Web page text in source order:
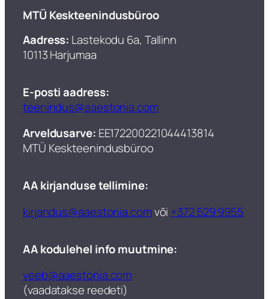
​MTÜ Keskteenindusbüroo
Aadress: Lastekodu 6a, Tallinn
10113 Harjumaa
E-posti aadress:
teenindus@aaestonia.com
Arveldusarve: EE172200221044413814
MTÜ Keskteenindusbüroo​
AA kirjanduse tellimine:
kirjandus@aaestonia.comvõi +372 529 9955
AA kodulehel info muutmine:
veeb@aaestonia.com
(vaadatakse reedeti)